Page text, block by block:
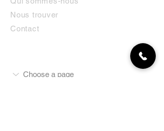
Nous trouver
Contact